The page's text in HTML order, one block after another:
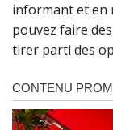
informant et en
pouvez faire
tirer parti des